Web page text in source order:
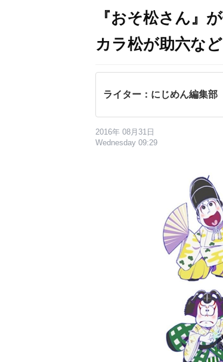
『おそ松さん』
カラ松が助六な
ライター：にじめん編集部
2016年 08月31日
Wednesday 09:29